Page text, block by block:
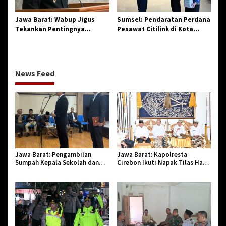
Jawa Barat: Wabup Jigus
Tekankan Pentingnya
Sumsel: Pendaratan Perdana
Pesawat Citilink di Kota
News Feed
Jawa Barat: Pengambilan
Sumpah Kepala Sekolah dan
Pendidikan dan Birokrasi
Jawa Barat: Kapolresta
Cirebon Ikuti Napak Tilas Hari